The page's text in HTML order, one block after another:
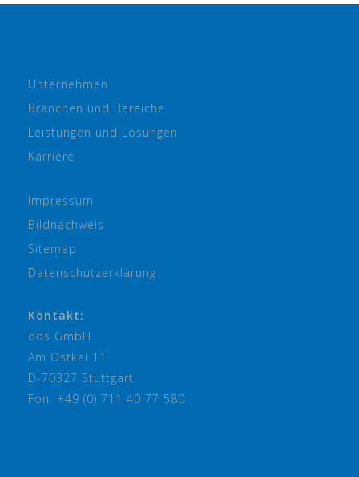
Unternehmen
Branchen und Bereiche
Leistungen und Lösungen
Karriere
Impressum
Bildnachweis
Sitemap
Datenschutzerklärung
Kontakt:
ods GmbH
Am Ostkai 11
D-70327 Stuttgart
Fon: +49 (0) 711 40 77 580